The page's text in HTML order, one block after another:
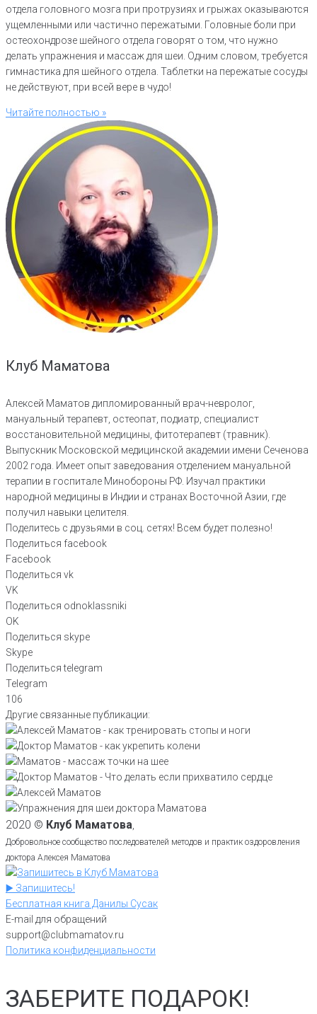
отдела головного мозга при протрузиях и грыжах оказываются
ущемленными или частично пережатыми. Головные боли при
остеохондрозе шейного отдела говорят о том, что нужно
делать упражнения и массаж для шеи. Одним словом, требуется
гимнастика для шейного отдела. Таблетки на пережатые сосуды
не действуют, при всей вере в чудо!
Читайте полностью »
Клуб Маматова
Алексей Маматов дипломированный врач-невролог,
мануальный терапевт, остеопат, подиатр, специалист
восстановительной медицины, фитотерапевт (травник).
Выпускник Московской медицинской академии имени Сеченова
2002 года. Имеет опыт заведования отделением мануальной
терапии в госпитале Минобороны РФ. Изучал практики
народной медицины в Индии и странах Восточной Азии, где
получил навыки целителя.
Поделитесь с друзьями в соц. сетях! Всем будет полезно!
Поделиться facebook
Facebook
Поделиться vk
VK
Поделиться odnoklassniki
OK
Поделиться skype
Skype
Поделиться telegram
Telegram
106
Другие связанные публикации:
2020 © Клуб Маматова
Добровольное сообщество последователей методов и практик оздоровления
доктора Алексея Маматова
▶️ Запишитесь!
Бесплатная книга Данилы Сусак
E-mail для обращений
support@clubmamatov.ru
Политика конфиденциальности
ЗАБЕРИТЕ ПОДАРОК!